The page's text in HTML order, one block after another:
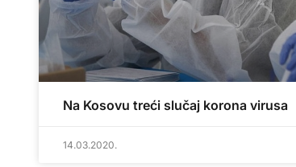
Na Kosovu treći slučaj korona virusa
14.03.2020.